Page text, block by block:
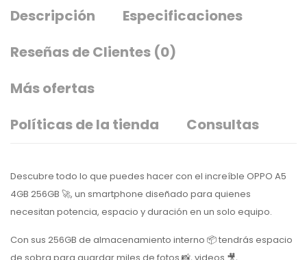
Descripción
Especificaciones
Reseñas de Clientes (0)
Más ofertas
Políticas de la tienda
Consultas
Descubre todo lo que puedes hacer con el increíble OPPO A5
4GB 256GB 🚀, un smartphone diseñado para quienes
necesitan potencia, espacio y duración en un solo equipo.
Con sus 256GB de almacenamiento interno 📦 tendrás espacio